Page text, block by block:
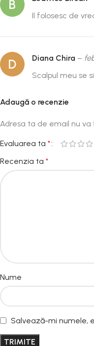
B
Il folosesc de
D Diana Chira –
Scalpul meu se
Adaugă o recenzie
Adresa ta de email nu va
Evaluarea ta *
Recenzia ta *
Nume
Salvează-mi numele,